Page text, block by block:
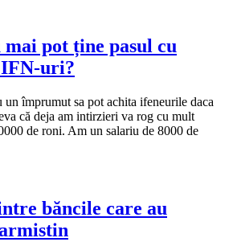
mai pot ține pasul cu
uri?
un împrumut sa pot achita ifeneurile daca
că deja am intirzieri va rog cu mult
de roni. Am un salariu de 8000 de
băncile care au